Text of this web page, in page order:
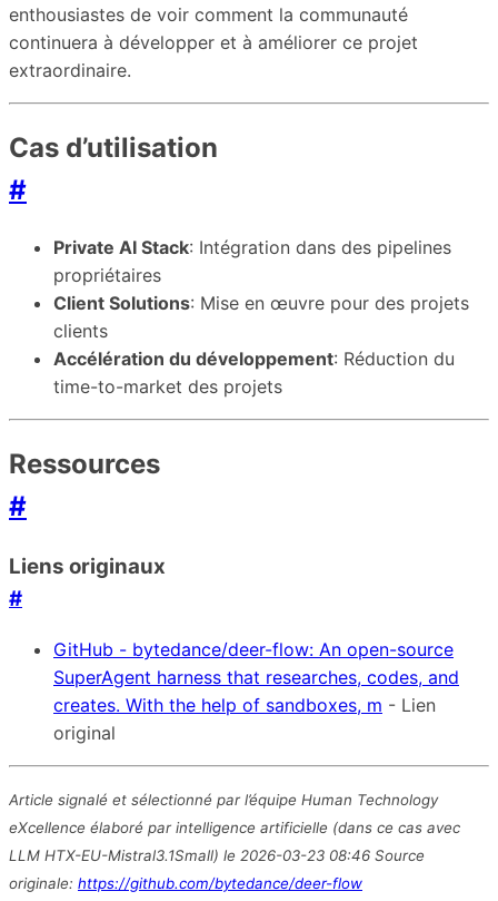
enthousiastes de voir comment la communauté
continuera à développer et à améliorer ce projet
extraordinaire.
Cas d’utilisation
#
Private AI Stack: Intégration dans des pipelines
propriétaires
Client Solutions: Mise en œuvre pour des projets
clients
Accélération du développement: Réduction du
time-to-market des projets
Ressources
#
Liens originaux
#
GitHub - bytedance/deer-flow: An open-source
SuperAgent harness that researches, codes, and
creates. With the help of sandboxes, m - Lien
original
Article signalé et sélectionné par l’équipe Human Technology
eXcellence élaboré par intelligence artificielle (dans ce cas avec
LLM HTX-EU-Mistral3.1Small) le 2026-03-23 08:46 Source
originale: https://github.com/bytedance/deer-flow